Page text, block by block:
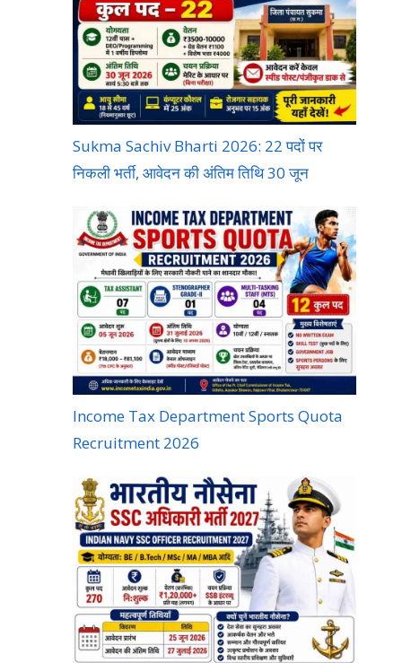
Sukma Sachiv Bharti 2026: 22 पदों पर
निकली भर्ती, आवेदन की अंतिम तिथि 30 जून
Income Tax Department Sports Quota
Recruitment 2026